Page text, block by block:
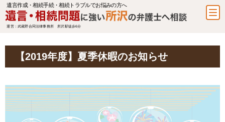
遺言作成・相続手続・相続トラブルでお悩みの方へ
運営：武蔵野合同法律事務所 所沢駅徒歩6分
【2019年度】夏季休暇のお知らせ